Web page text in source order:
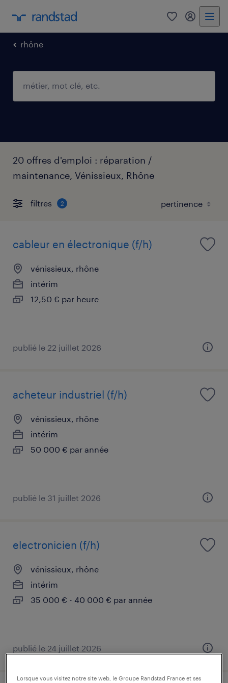
0 mon
rhône
20 offres d'emploi : réparation /
maintenance, Vénissieux, Rhône
filtres 2
cableur en électronique (f/h)
vénissieux, rhône
intérim
12,50 € par heure
publié le 22 juillet 2026
acheteur industriel (f/h)
vénissieux, rhône
intérim
50 000 € par année
publié le 31 juillet 2026
electronicien (f/h)
vénissieux, rhône
intérim
35 000 € - 40 000 € par année
publié le 24 juillet 2026
Lorsque vous visitez notre site web, le Groupe Randstad France et ses